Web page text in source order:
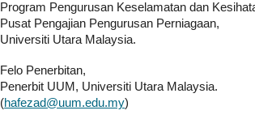
Program Pengurusan Keselamatan dan
Pusat Pengajian Pengurusan Perniagaan,
Universiti Utara Malaysia.
Felo Penerbitan,
Penerbit UUM, Universiti Utara Malaysia.
(hafezad@uum.edu.my)